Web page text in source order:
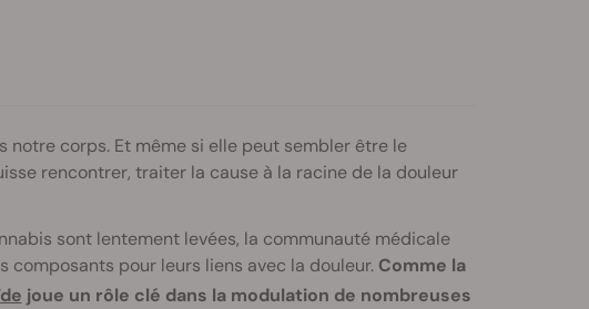
corps. Et même si elle peut sembler être le
rencontrer, traiter la cause à la racine de la douleur
sont lentement levées, la communauté médicale
composants pour leurs liens avec la douleur. Comme la
joue un rôle clé dans la modulation de nombreuses